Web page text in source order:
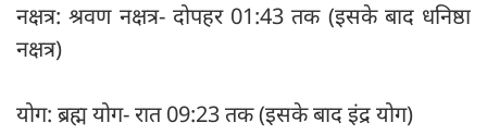
नक्षत्र: श्रवण नक्षत्र- दोपहर 01:43 तक (इसके बाद धनिष्ठा
नक्षत्र)
योग: ब्रह्म योग- रात 09:23 तक (इसके बाद इंद्र योग)